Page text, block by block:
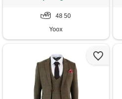
48 50
Yoox